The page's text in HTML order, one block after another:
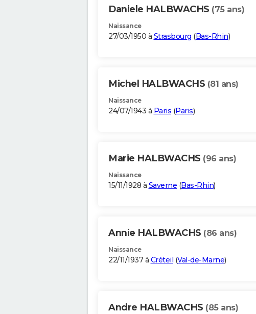
Daniele HALBWACHS (75 ans)
Naissance
27/03/1950 à Strasbourg (Bas-Rhin)
Michel HALBWACHS (81 ans)
Naissance
24/07/1943 à Paris (Paris)
Marie HALBWACHS (96 ans)
Naissance
15/11/1928 à Saverne (Bas-Rhin)
Annie HALBWACHS (86 ans)
Naissance
22/11/1937 à Créteil (Val-de-Marne)
Andre HALBWACHS (85 ans)